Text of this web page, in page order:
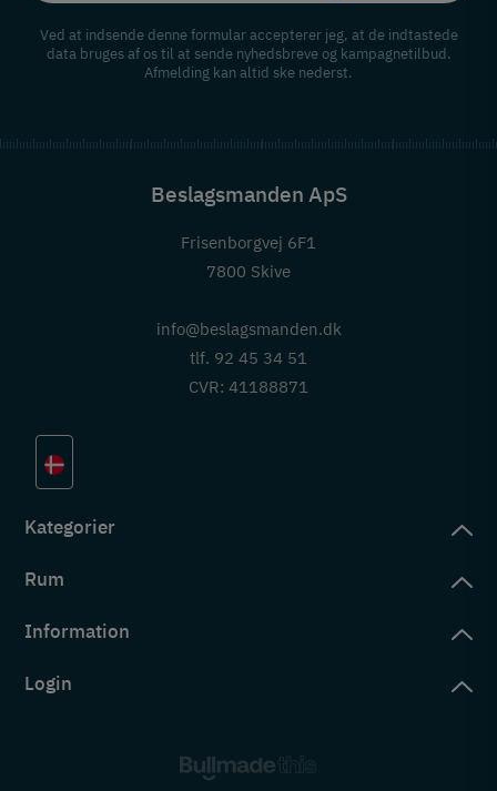
Ved at indsende denne formular accepterer jeg, at de indtastede
data bruges af os til at sende nyhedsbreve og kampagnetilbud.
Afmelding kan altid ske nederst.
Beslagsmanden ApS
Frisenborgvej 6F1
7800 Skive
info@beslagsmanden.dk
tlf. 92 45 34 51
CVR: 41188871
Kategorier
Rum
Information
Login